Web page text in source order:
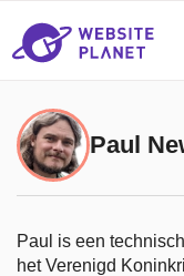
Paul
Paul is een
het Verenigd